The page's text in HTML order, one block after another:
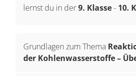
lernst du in der9. Klasse- 10.
Grundlagen zum Thema
der Kohlenwasserstoffe –